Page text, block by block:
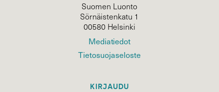
Suomen Luonto
Sörnäistenkatu 1
00580 Helsinki
Mediatiedot
Tietosuojaseloste
KIRJAUDU